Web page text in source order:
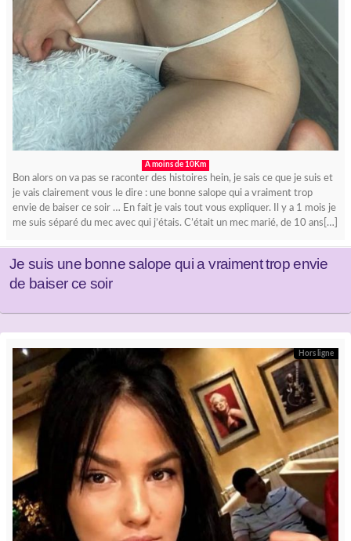
A moins de 10Km
Bon alors on va pas se raconter des histoires hein, je sais ce que je suis et
je vais clairement vous le dire : une bonne salope qui a vraiment trop
envie de baiser ce soir … En fait je vais tout vous expliquer. Il y a 1 mois je
me suis séparé du mec avec qui j’étais. C’était un mec marié, de 10 ans[…]
Je suis une bonne salope qui a vraiment trop envie
de baiser ce soir
Hors ligne